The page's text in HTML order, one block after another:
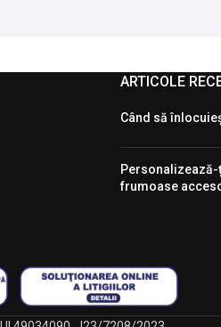
ARTICOLE
Când să
frumoase